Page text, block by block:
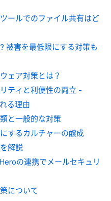
ールでのファイル共有はど
被害を最低限にする対策も
ェア対策とは？
ティと利便性の両立 -
る理由
と一般的な対策
するカルチャーの醸成
解説
の連携でメールセキュリ
について